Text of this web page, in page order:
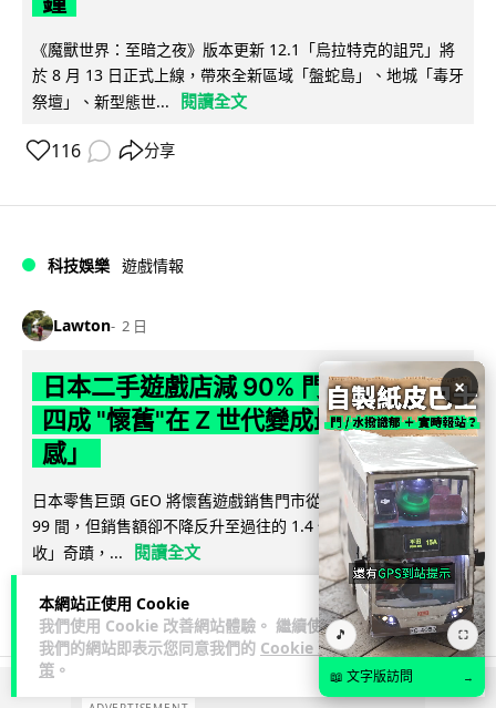
本網站正使用 Cookie
我們使用 Cookie 改善網站體驗。 繼續使用
我們的網站即表示您同意我們的 Cookie 政
策 。
《魔獸世界：至暗之夜》版本更新 12.1「烏拉特克的詛咒」將
於 8 月 13 日正式上線，帶來全新區域「盤蛇島」、地城「毒牙
祭壇」、新型態世...
閱讀全文
116 分享
科技娛樂 遊戲情報
Lawton 2 日
日本二手遊戲店減 90% 門市 業績反增
四成 "懷舊"在 Z 世代變成最潮「新鮮
感」
日本零售巨頭 GEO 將懷舊遊戲銷售門市從 1,000 間大幅減至
99 間，但銷售額卻不降反升至過往的 1.4 倍。做到「減店增
收」奇蹟，...
閱讀全文
262 20 ↗ 分享
×
🎵 ⛶
📖 文字版訪問 →